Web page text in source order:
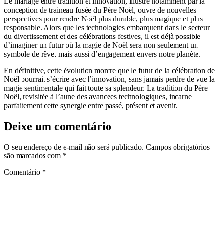
conception de traineau fusée du Père Noël, ouvre de nouvelles
perspectives pour rendre Noël plus durable, plus magique et plus
responsable. Alors que les technologies embarquent dans le secteur
du divertissement et des célébrations festives, il est déjà possible
d’imaginer un futur où la magie de Noël sera non seulement un
symbole de rêve, mais aussi d’engagement envers notre planète.
En définitive, cette évolution montre que le futur de la célébration de
Noël pourrait s’écrire avec l’innovation, sans jamais perdre de vue la
magie sentimentale qui fait toute sa splendeur. La tradition du Père
Noël, revisitée à l’aune des avancées technologiques, incarne
parfaitement cette synergie entre passé, présent et avenir.
Deixe um comentário
O seu endereço de e-mail não será publicado. Campos obrigatórios
são marcados com *
Comentário *